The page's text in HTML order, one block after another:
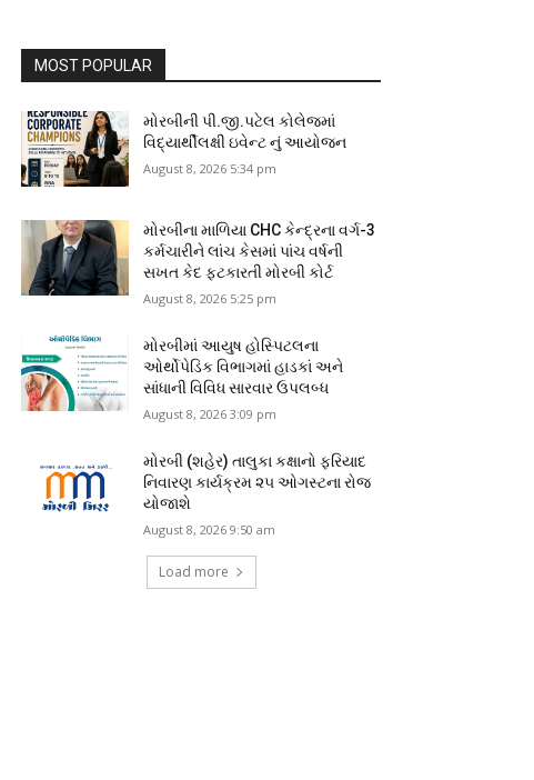
MOST POPULAR
મોરબીની પી.જી.પટેલ કોલેજમાં
વિદ્યાર્થીલક્ષી ઇવેન્ટ નું આયોજન
August 8, 2026 5:34 pm
મોરબીના માળિયા CHC કેન્દ્રના વર્ગ-3
કર્મચારીને લાંચ કેસમાં પાંચ વર્ષની
સખત કેદ ફટકારતી મોરબી કોર્ટ
August 8, 2026 5:25 pm
મોરબીમાં આયુષ હોસ્પિટલના
ઓર્થોપેડિક વિભાગમાં હાડકાં અને
સાંધાની વિવિધ સારવાર ઉપલબ્ધ
August 8, 2026 3:09 pm
મોરબી (શહેર) તાલુકા કક્ષાનો ફરિયાદ
નિવારણ કાર્યક્રમ ૨૫ ઓગસ્ટના રોજ
યોજાશે
August 8, 2026 9:50 am
Load more